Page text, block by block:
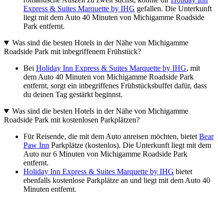
Express & Suites Marquette by IHG gefallen. Die Unterkunft
liegt mit dem Auto 40 Minuten von Michigamme Roadside
Park entfernt.
Was sind die besten Hotels in der Nähe von Michigamme
Roadside Park mit inbegriffenem Frühstück?
Bei Holiday Inn Express & Suites Marquette by IHG, mit
dem Auto 40 Minuten von Michigamme Roadside Park
entfernt, sorgt ein inbegriffenes Frühstücksbuffet dafür, dass
du deinen Tag gestärkt beginnst.
Was sind die besten Hotels in der Nähe von Michigamme
Roadside Park mit kostenlosen Parkplätzen?
Für Reisende, die mit dem Auto anreisen möchten, bietetBear
Paw Inn Parkplätze (kostenlos). Die Unterkunft liegt mit dem
Auto nur 6 Minuten von Michigamme Roadside Park
entfernt.
Holiday Inn Express & Suites Marquette by IHG bietet
ebenfalls kostenlose Parkplätze an und liegt mit dem Auto 40
Minuten entfernt.